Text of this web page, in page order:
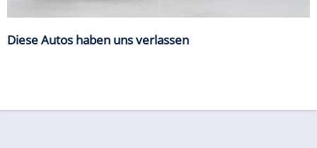
Diese Autos haben uns verlassen